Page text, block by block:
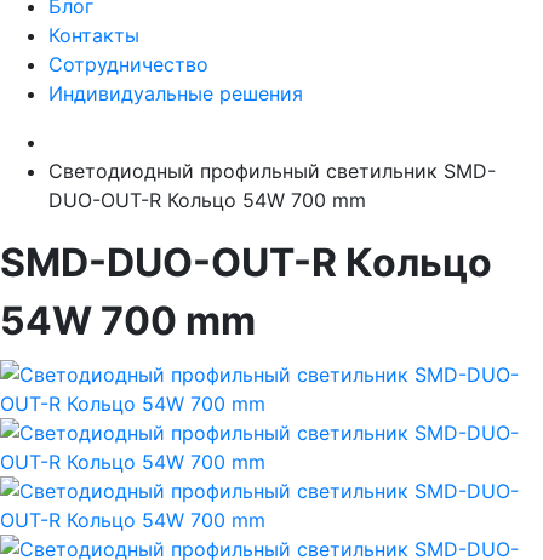
Блог
Контакты
Сотрудничество
Индивидуальные решения
Светодиодный профильный светильник SMD-
DUO-OUT-R Кольцо 54W 700 mm
SMD-DUO-OUT-R Кольцо
54W 700 mm